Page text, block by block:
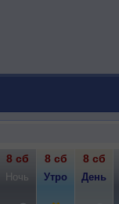
8 сб 8 сб 8 сб
Ночь Утро День